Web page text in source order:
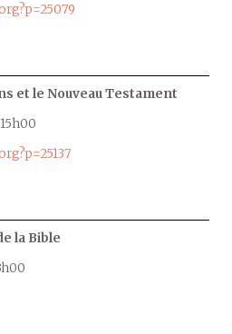
et le Nouveau Testament
15h00
la Bible